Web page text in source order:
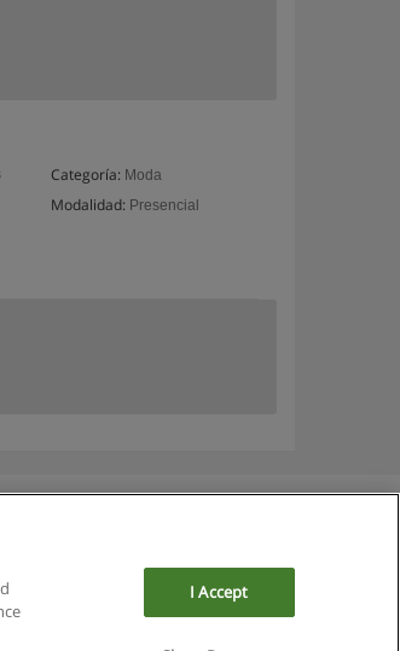
Categoría: Moda
Modalidad: Presencial
I Accept